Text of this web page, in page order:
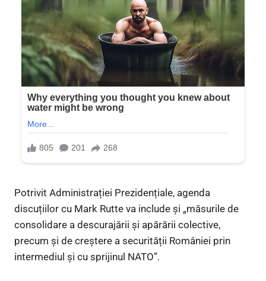
Potrivit Administrației Prezidențiale, agenda
discuțiilor cu Mark Rutte va include și „măsurile de
consolidare a descurajării și apărării colective,
precum și de creștere a securității României prin
intermediul și cu sprijinul NATO”.